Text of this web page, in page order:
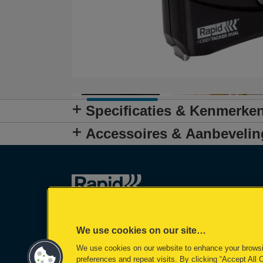
Specificaties &
Accessoires &
We use cookies on our site…
We use cookies on our website to enhance your
preferences and repeat visits. By clicking “Accept All